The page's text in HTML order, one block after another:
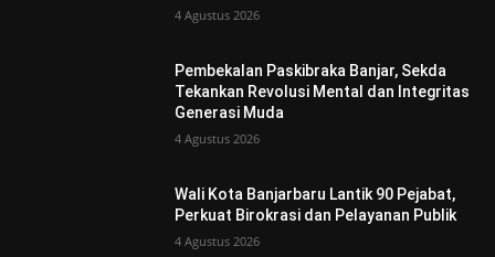
4 Agustus 2026
Pembekalan Paskibraka Banjar, Sekda
Tekankan Revolusi Mental dan Integritas
Generasi Muda
4 Agustus 2026
Wali Kota Banjarbaru Lantik 90 Pejabat,
Perkuat Birokrasi dan Pelayanan Publik
4 Agustus 2026